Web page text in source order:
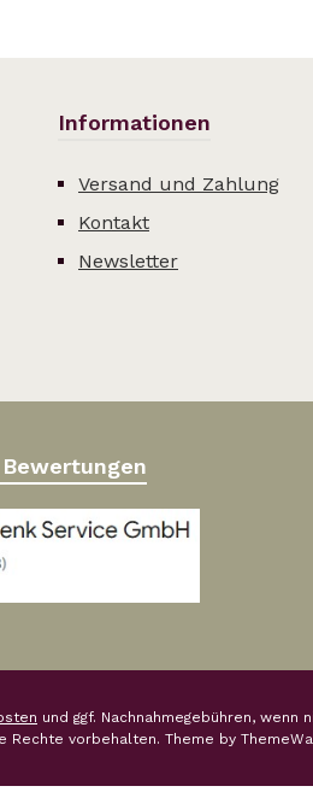
Informationen
Versand und Zahlung
Kontakt
Newsletter
und ggf. Nachnahmegebühren, wenn
Rechte vorbehalten. Theme by